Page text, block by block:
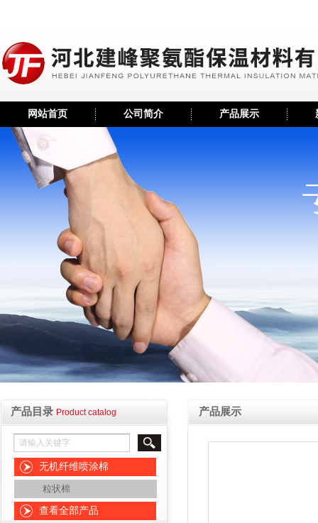
网站首页 公司简介 产品展示
产品目录 Product catalog
无机纤维喷涂棉
粒状棉
查看全部产品
产品展示